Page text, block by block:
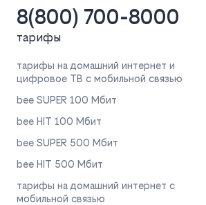
8(800) 700-8000
тарифы
тарифы на домашний интернет и
цифровое ТВ с мобильной связью
bee SUPER 100 Мбит
bee HIT 100 Мбит
bee SUPER 500 Мбит
bee HIT 500 Мбит
тарифы на домашний интернет с
мобильной связью